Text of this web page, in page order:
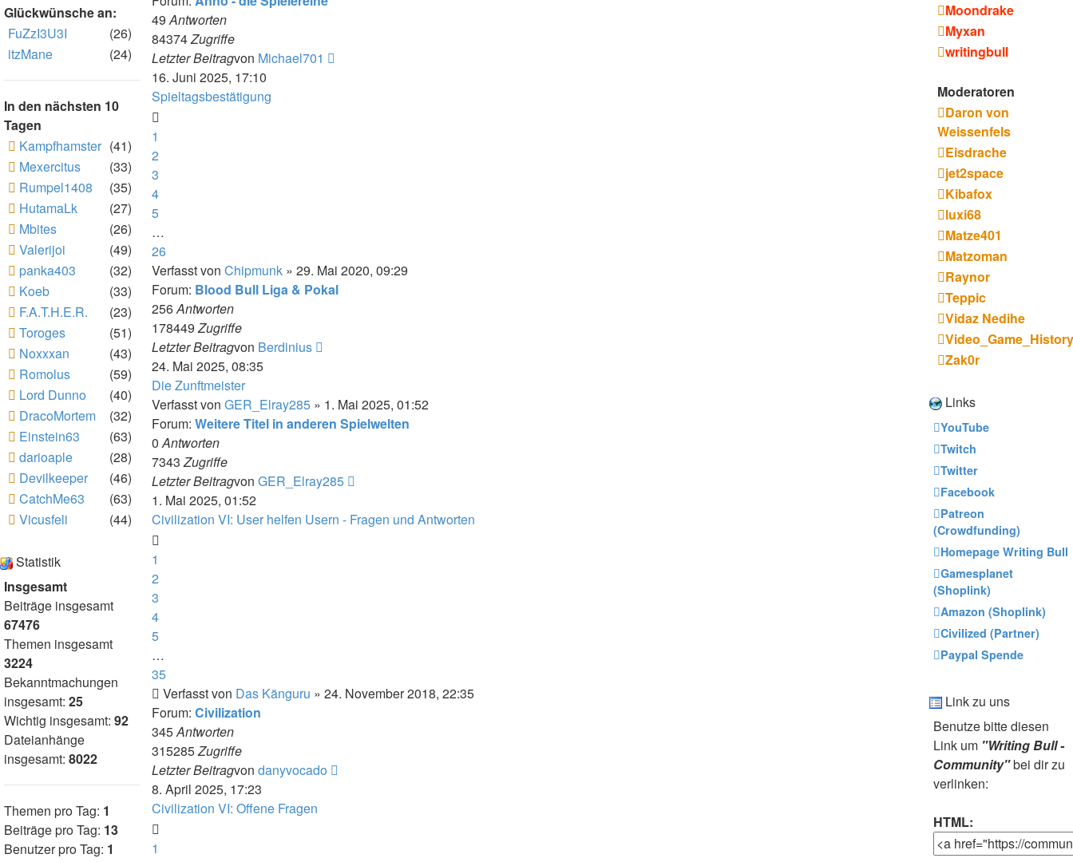
49Antworten
84374Zugriffe
Letzter Beitragvon Michael701
16. Juni 2025, 17:10
Spieltagsbestätigung
1
2
3
4
5
…
26
Verfasst von Chipmunk » 29. Mai 2020, 09:29
Forum: Blood Bull Liga & Pokal
256Antworten
178449Zugriffe
Letzter Beitragvon Berdinius
24. Mai 2025, 08:35
Die Zunftmeister
Verfasst von GER_Elray285 » 1. Mai 2025, 01:52
Forum: Weitere Titel in anderen Spielwelten
0Antworten
7343Zugriffe
Letzter Beitragvon GER_Elray285
1. Mai 2025, 01:52
Civilization VI: User helfen Usern - Fragen und Antworten
1
2
3
4
5
…
35
Verfasst von Das Känguru » 24. November 2018, 22:35
Forum: Civilization
345Antworten
315285Zugriffe
Letzter Beitragvon danyvocado
8. April 2025, 17:23
Civilization VI: Offene Fragen
1
Glückwünsche an:
FuZzI3U3I
(26)
itzMane
(24)
In den nächsten 10
Tagen
Kampfhamster (41)
Mexercitus
(33)
Rumpel1408
(35)
HutamaLk
(27)
Mbites
(26)
Valerijoi
(49)
panka403
(32)
Koeb
(33)
F.A.T.H.E.R.
(23)
Toroges
(51)
Noxxxan
(43)
Romolus
(59)
Lord Dunno
(40)
DracoMortem
(32)
Einstein63
(63)
darioaple
(28)
Devilkeeper
(46)
CatchMe63
(63)
Vicusfeli
(44)
Statistik
Insgesamt
Beiträge insgesamt
67476
Themen insgesamt
3224
Bekanntmachungen
insgesamt: 25
Wichtig insgesamt: 92
Dateianhänge
insgesamt: 8022
Themen pro Tag: 1
Beiträge pro Tag: 13
Benutzer pro Tag: 1
Moondrake
Myxan
writingbull
Moderatoren
Daron von
Weissenfels
Eisdrache
jet2space
Kibafox
luxi68
Matze401
Matzoman
Raynor
Teppic
Vidaz Nedihe
Video_Game_History
Zak0r
Links
YouTube
Twitch
Twitter
Facebook
Patreon
(Crowdfunding)
Homepage Writing Bull
Gamesplanet
(Shoplink)
Amazon (Shoplink)
Civilized (Partner)
Paypal Spende
Link zu uns
Benutze bitte diesen
Link um "Writing Bull -
Community"bei dir zu
verlinken:
HTML: